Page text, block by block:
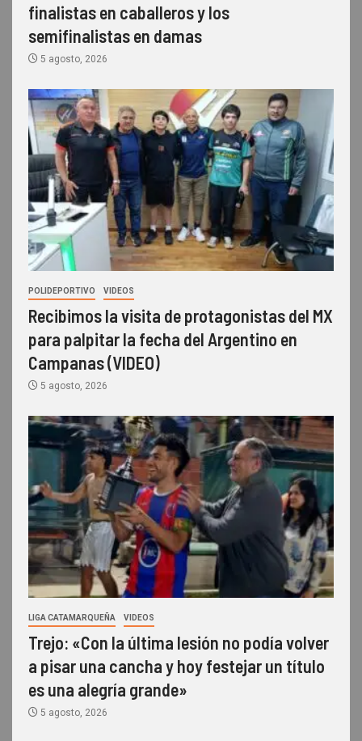
finalistas en caballeros y los
semifinalistas en damas
5 agosto, 2026
POLIDEPORTIVO VIDEOS
Recibimos la visita de protagonistas del MX
para palpitar la fecha del Argentino en
Campanas (VIDEO)
5 agosto, 2026
LIGA CATAMARQUEÑA VIDEOS
Trejo: «Con la última lesión no podía volver
a pisar una cancha y hoy festejar un título
es una alegría grande»
5 agosto, 2026